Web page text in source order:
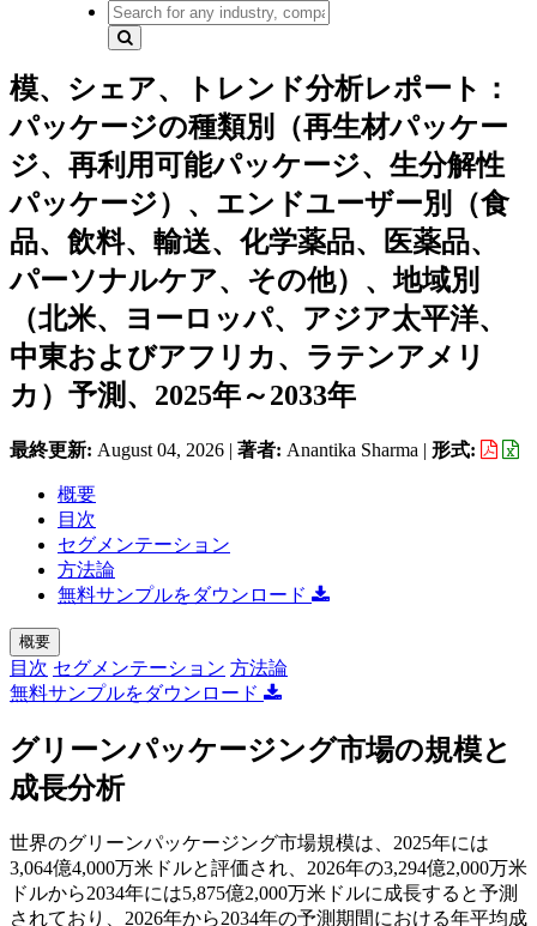
模、シェア、トレンド分析レポート：
パッケージの種類別（再生材パッケー
ジ、再利用可能パッケージ、生分解性
パッケージ）、エンドユーザー別（食
品、飲料、輸送、化学薬品、医薬品、
パーソナルケア、その他）、地域別
（北米、ヨーロッパ、アジア太平洋、
中東およびアフリカ、ラテンアメリ
カ）予測、2025年～2033年
最終更新: August 04, 2026 | 著者: Anantika Sharma | 形式:
概要
目次
セグメンテーション
方法論
無料サンプルをダウンロード
概要
目次 セグメンテーション 方法論
無料サンプルをダウンロード
グリーンパッケージング市場の規模と
成長分析
世界のグリーンパッケージング市場規模は、2025年には
3,064億4,000万米ドルと評価され、2026年の3,294億2,000万米
ドルから2034年には5,875億2,000万米ドルに成長すると予測
されており、2026年から2034年の予測期間における年平均成